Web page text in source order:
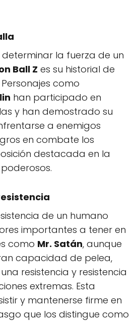
la fuerza de un
Ball Z es su historial de
como
han participado en
y han demostrado su
a enemigos
en combate los
destacada en la
de un humano
importantes a tener en
como Mr. Satán, aunque
capacidad de pelea,
resistencia y resistencia
extremas. Esta
y mantenerse firme en
que los distingue como